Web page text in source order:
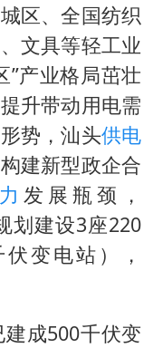
985博士后被曝在妻子孕期出轨后续
如何把百年大党建设得更加坚强有力？
区、全国纺织
文具等轻工业
”产业格局茁壮
升带动用电需
势，汕头供电
建新型政企合
发展瓶颈，
划建设3座220
变电站），
成500千伏变